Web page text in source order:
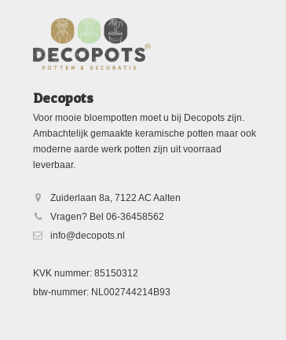
Decopots
Voor mooie bloempotten moet u bij Decopots zijn.
Ambachtelijk gemaakte keramische potten maar ook
moderne aarde werk potten zijn uit voorraad
leverbaar.
Zuiderlaan 8a, 7122 AC Aalten
Vragen? Bel 06-36458562
info@decopots.nl
KVK nummer: 85150312
btw-nummer: NL002744214B93